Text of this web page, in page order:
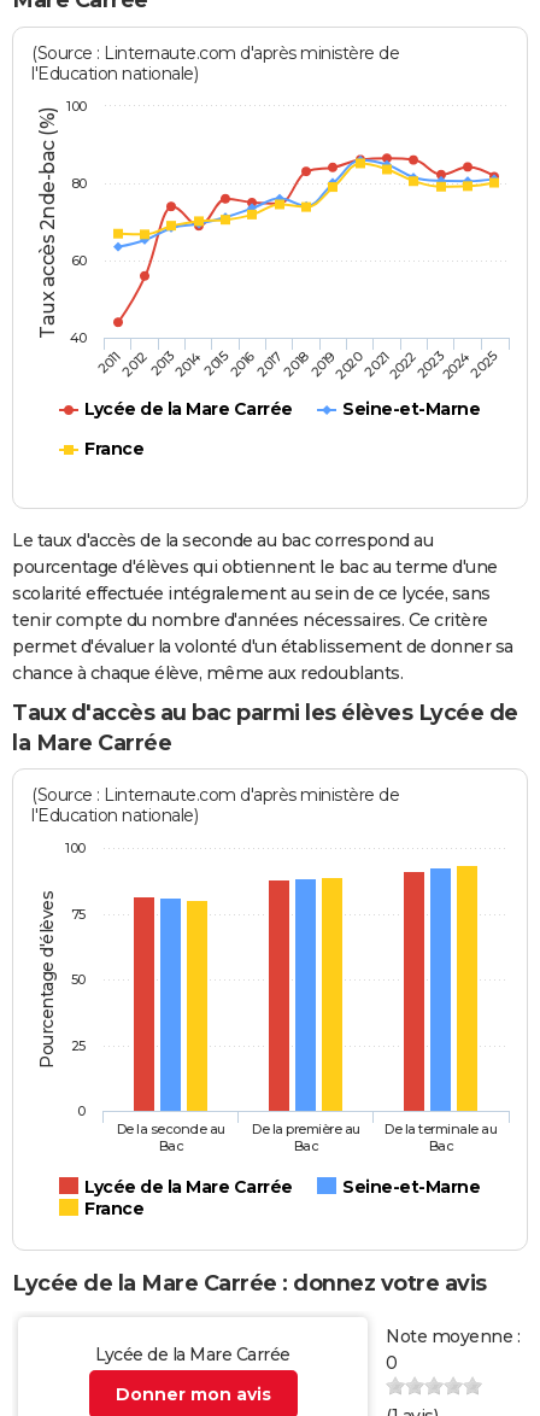
Taux accès 2nde-bac (%)
(Source : Linternaute.com d'après ministère de
l'Education nationale)
Lycée de la Mare Carrée
Seine-et-Marne
France
201120122013201420152016201720182019202020212022202320242025
40
60
80
100
Le taux d'accès de la seconde au bac correspond au
pourcentage d'élèves qui obtiennent le bac au terme d'une
scolarité effectuée intégralement au sein de ce lycée, sans
tenir compte du nombre d'années nécessaires. Ce critère
permet d'évaluer la volonté d'un établissement de donner sa
chance à chaque élève, même aux redoublants.
Taux d'accès au bac parmi les élèves Lycée de
la Mare Carrée
Pourcentage d'élèves
(Source : Linternaute.com d'après ministère de
l'Education nationale)
Lycée de la Mare Carrée
Seine-et-Marne
France
De la seconde au
Bac
De la première au
Bac
De la terminale au
Bac
0
25
50
75
100
Lycée de la Mare Carrée : donnez votre avis
Lycée de la Mare Carrée
Donner mon avis
Note moyenne :
0